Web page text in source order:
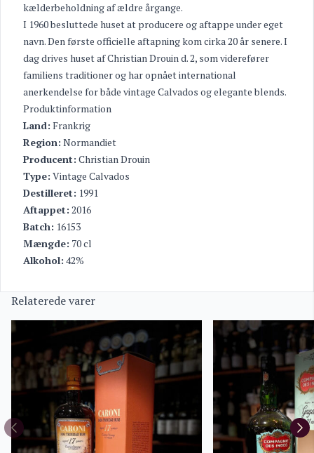
kælderbeholdning af ældre årgange.
I 1960 besluttede huset at producere og aftappe under eget
navn. Den første officielle aftapning kom cirka 20 år senere. I
dag drives huset af Christian Drouin d. 2, som viderefører
familiens traditioner og har opnået international
anerkendelse for både vintage Calvados og elegante blends.
Produktinformation
Land: Frankrig
Region: Normandiet
Producent: Christian Drouin
Type: Vintage Calvados
Destilleret: 1991
Aftappet: 2016
Batch: 16153
Mængde: 70 cl
Alkohol: 42%
Relaterede varer